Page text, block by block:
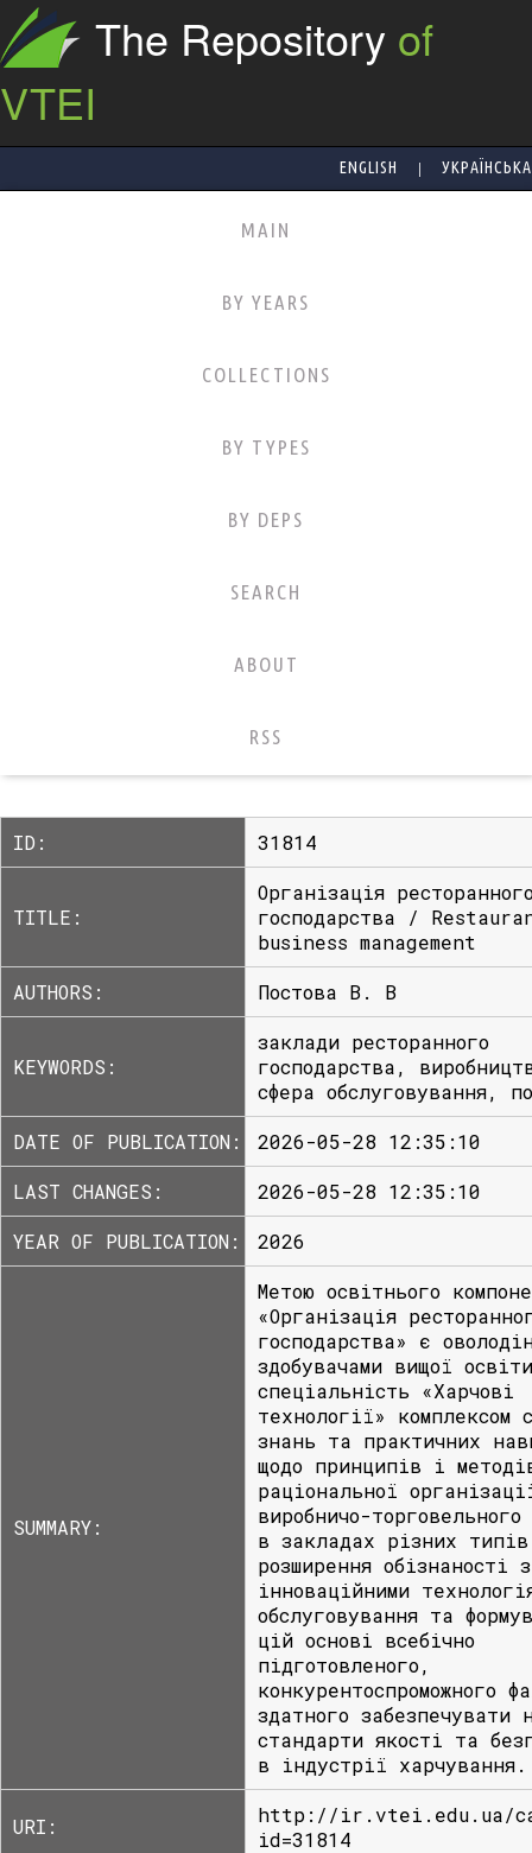
The Repository of
VTEI
ENGLISH | УКРАЇНСЬКА
MAIN
BY YEARS
COLLECTIONS
BY TYPES
BY DEPS
SEARCH
ABOUT
RSS
ID: 31814
TITLE:
Організація
господарства /
business management
AUTHORS:
Постова В. В
KEYWORDS:
заклади ресторанного
господарства,
сфера обслуговування,
DATE OF PUBLICATION:
2026-05-28 12:35:10
LAST CHANGES:
2026-05-28 12:35:10
YEAR OF PUBLICATION:
2026
SUMMARY:
Метою освітнього
«Організація
господарства» є
здобувачами вищої освіти
спеціальність «Харчові
технології» комплексом
знань та практичних
щодо принципів і
раціональної
виробничо-торговельного
в закладах різних
розширення обізнаності з
інноваційними
обслуговування та
цій основі всебічно
підготовленого,
конкурентоспроможного
здатного забезпечувати
стандарти якості та
в індустрії харчування.
URI:
http://ir.vtei.edu.ua/
id=31814